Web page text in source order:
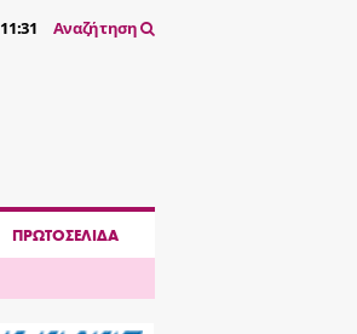
11:31 Αναζήτηση
ΠΡΩΤΟΣΕΛΙΔΑ